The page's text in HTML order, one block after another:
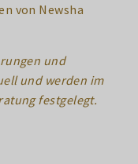
von Newsha
und
und werden im
festgelegt.